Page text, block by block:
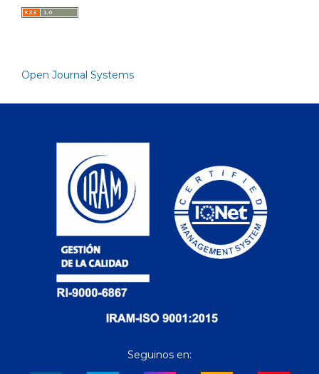
Open Journal Systems
Seguinos en: